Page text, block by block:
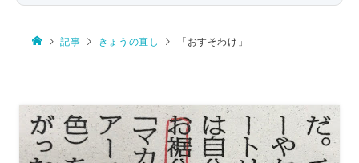
記事 きょうの直し 「おすそわけ」